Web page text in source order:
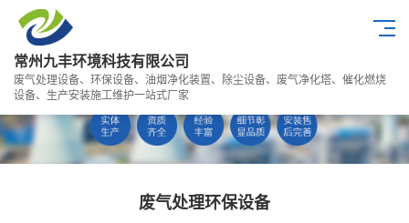
常州九丰环境科技有限公司
废气处理设备、环保设备、油烟净化装置、除尘设备、废气净化塔、催化燃烧
设备、生产安装施工维护一站式厂家
废气处理环保设备